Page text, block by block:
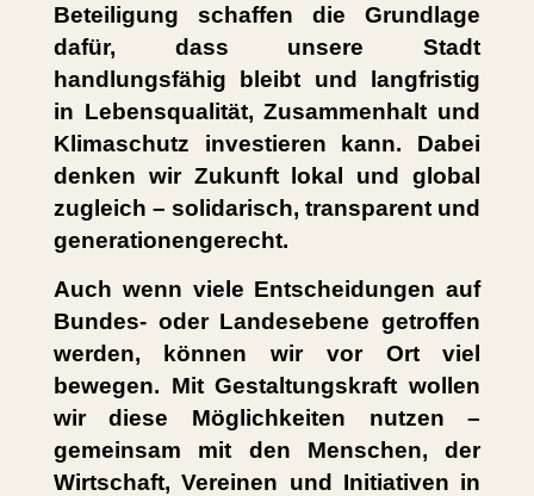
Beteiligung schaffen die Grundlage
dafür, dass unsere Stadt
handlungsfähig bleibt und langfristig
in Lebensqualität, Zusammenhalt und
Klimaschutz investieren kann. Dabei
denken wir Zukunft lokal und global
zugleich – solidarisch, transparent und
generationengerecht.
Auch wenn viele Entscheidungen auf
Bundes- oder Landesebene getroffen
werden, können wir vor Ort viel
bewegen. Mit Gestaltungskraft wollen
wir diese Möglichkeiten nutzen –
gemeinsam mit den Menschen, der
Wirtschaft, Vereinen und Initiativen in